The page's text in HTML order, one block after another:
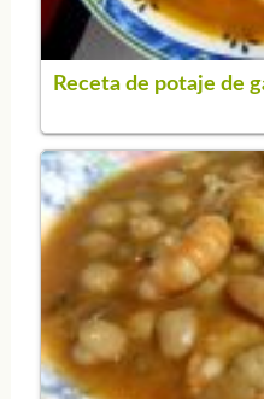
Receta de potaje de